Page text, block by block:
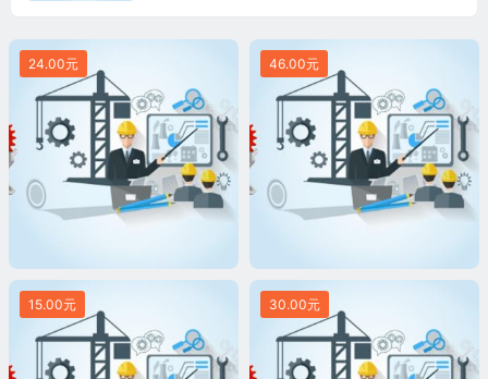
24.00元 46.00元
15.00元 30.00元